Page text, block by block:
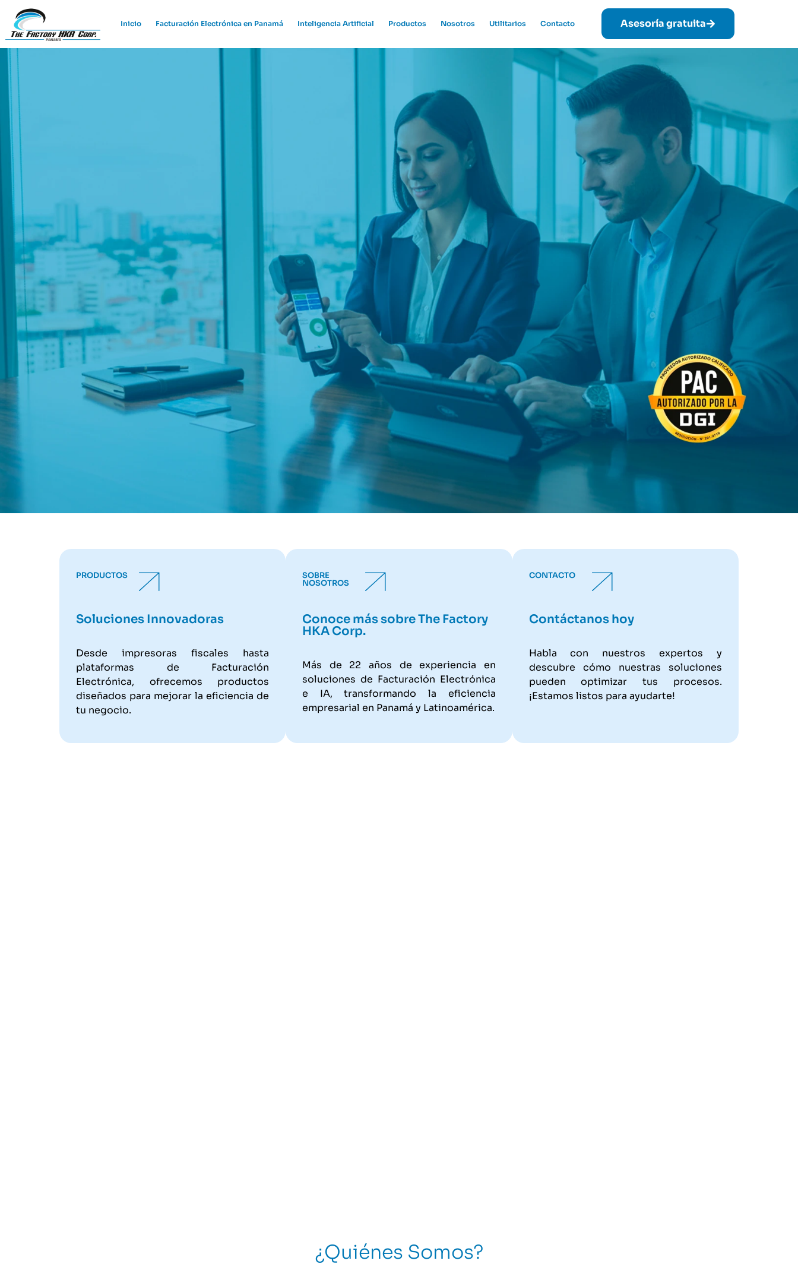
Inicio Facturación Electrónica en Panamá Inteligencia Artificial Productos Nosotros Utilitarios Contacto Asesoría gratuita
PRODUCTOS
Soluciones Innovadoras
Desde impresoras fiscales hasta
plataformas de Facturación
Electrónica, ofrecemos productos
diseñados para mejorar la eficiencia de
tu negocio.
SOBRE
NOSOTROS
Conoce más sobre The Factory
HKA Corp.
Más de 22 años de experiencia en
soluciones de Facturación Electrónica
e IA, transformando la eficiencia
empresarial en Panamá y Latinoamérica.
CONTACTO
Contáctanos hoy
Habla con nuestros expertos y
descubre cómo nuestras soluciones
pueden optimizar tus procesos.
¡Estamos listos para ayudarte!
¿Quiénes Somos?